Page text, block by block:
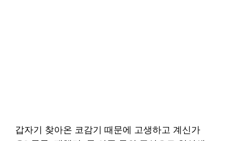
갑자기 찾아온 코감기 때문에 고생하고 계신가